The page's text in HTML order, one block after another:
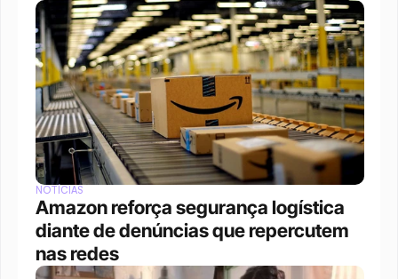
NOTÍCIAS
Amazon reforça segurança logística
diante de denúncias que repercutem
nas redes